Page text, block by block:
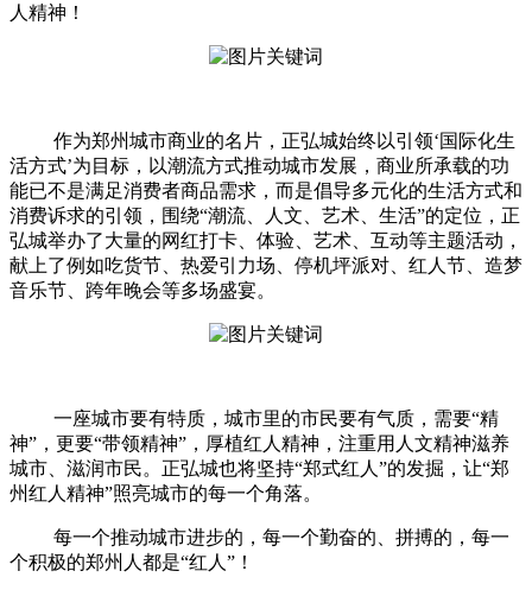
人精神！
作为郑州城市商业的名片，正弘城始终以引领‘国际化生
活方式’为目标，以潮流方式推动城市发展，商业所承载的功
能已不是满足消费者商品需求，而是倡导多元化的生活方式和
消费诉求的引领，围绕“潮流、人文、艺术、生活”的定位，正
弘城举办了大量的网红打卡、体验、艺术、互动等主题活动，
献上了例如吃货节、热爱引力场、停机坪派对、红人节、造梦
音乐节、跨年晚会等多场盛宴。
一座城市要有特质，城市里的市民要有气质，需要“精
神”，更要“带领精神”，厚植红人精神，注重用人文精神滋养
城市、滋润市民。正弘城也将坚持“郑式红人”的发掘，让“郑
州红人精神”照亮城市的每一个角落。
每一个推动城市进步的，每一个勤奋的、拼搏的，每一
个积极的郑州人都是“红人”！